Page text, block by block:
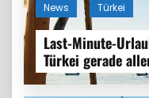
News Türkei
Last-Minute-
Türkei gerade